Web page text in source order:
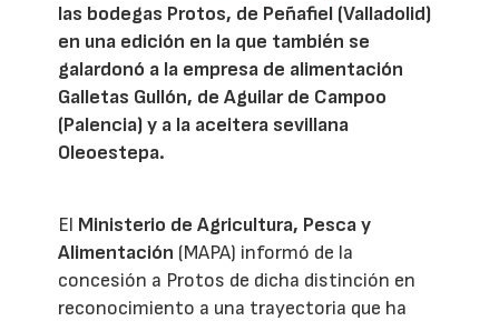
las bodegas Protos, de Peñafiel (Valladolid)
en una edición en la que también se
galardonó a la empresa de alimentación
Galletas Gullón, de Aguilar de Campoo
(Palencia) y a la aceitera sevillana
Oleoestepa.
El Ministerio de Agricultura, Pesca y
Alimentación (MAPA) informó de la
concesión a Protos de dicha distinción en
reconocimiento a una trayectoria que ha